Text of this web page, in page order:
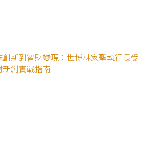
創新到智財變現：世博林家聖執行長受
創實戰指南